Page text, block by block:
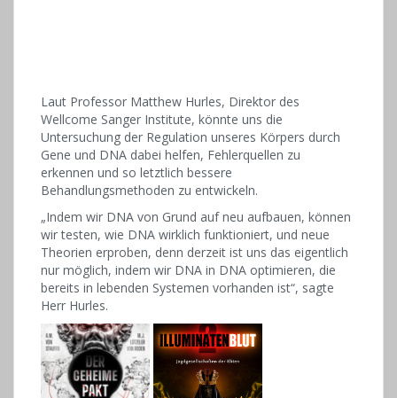
Laut Professor Matthew Hurles, Direktor des
Wellcome Sanger Institute, könnte uns die
Untersuchung der Regulation unseres Körpers durch
Gene und DNA dabei helfen, Fehlerquellen zu
erkennen und so letztlich bessere
Behandlungsmethoden zu entwickeln.
„Indem wir DNA von Grund auf neu aufbauen, können
wir testen, wie DNA wirklich funktioniert, und neue
Theorien erproben, denn derzeit ist uns das eigentlich
nur möglich, indem wir DNA in DNA optimieren, die
bereits in lebenden Systemen vorhanden ist“, sagte
Herr Hurles.